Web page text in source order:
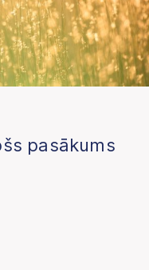
pasākums